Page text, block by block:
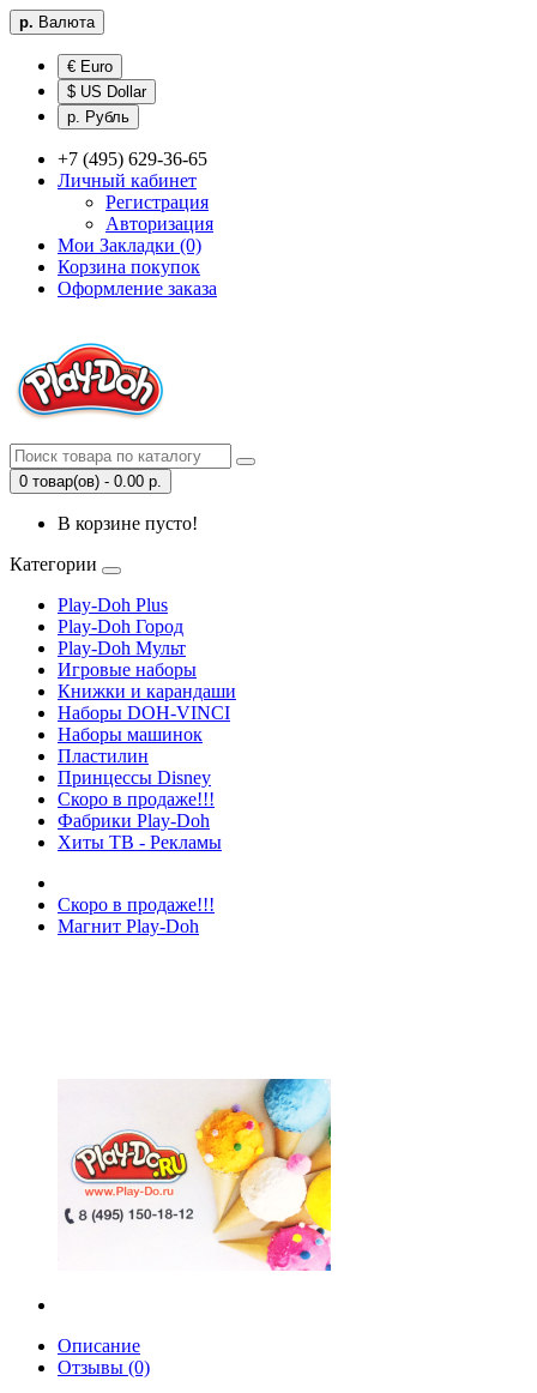
р. Валюта
€ Euro
$ US Dollar
р. Рубль
+7 (495) 629-36-65
Личный кабинет
Регистрация
Авторизация
Мои Закладки (0)
Корзина покупок
Оформление заказа
0 товар(ов) - 0.00 р.
В корзине пусто!
Категории
Play-Doh Plus
Play-Doh Город
Play-Doh Мульт
Игровые наборы
Книжки и карандаши
Наборы DOH-VINCI
Наборы машинок
Пластилин
Принцессы Disney
Скоро в продаже!!!
Фабрики Play-Doh
Хиты ТВ - Рекламы
Скоро в продаже!!!
Магнит Play-Doh
Описание
Отзывы (0)